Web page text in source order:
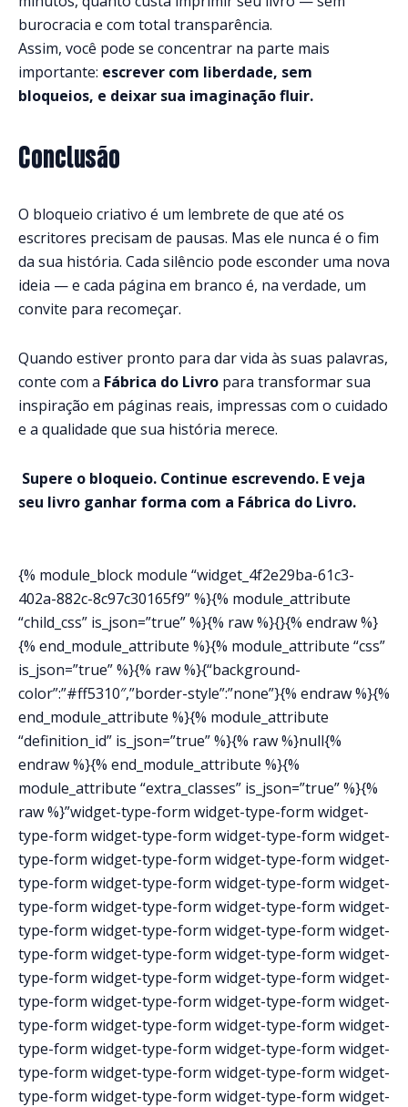
burocracia e com total transparência.
Assim, você pode se concentrar na parte mais
importante: escrever com liberdade, sem
bloqueios, e deixar sua imaginação fluir.
Conclusão
O bloqueio criativo é um lembrete de que até os
escritores precisam de pausas. Mas ele nunca é o fim
da sua história. Cada silêncio pode esconder uma nova
ideia — e cada página em branco é, na verdade, um
convite para recomeçar.
Quando estiver pronto para dar vida às suas palavras,
conte com a Fábrica do Livro para transformar sua
inspiração em páginas reais, impressas com o cuidado
e a qualidade que sua história merece.
Supere o bloqueio. Continue escrevendo. E veja
seu livro ganhar forma com a Fábrica do Livro.
{% module_block module “widget_4f2e29ba-61c3-
402a-882c-8c97c30165f9” %}{% module_attribute
“child_css” is_json=”true” %}{% raw %}{}{% endraw %}
{% end_module_attribute %}{% module_attribute “css”
is_json=”true” %}{% raw %}{“background-
color”:”#ff5310″,”border-style”:”none”}{% endraw %}{%
end_module_attribute %}{% module_attribute
“definition_id” is_json=”true” %}{% raw %}null{%
endraw %}{% end_module_attribute %}{%
module_attribute “extra_classes” is_json=”true” %}{%
raw %}”widget-type-form widget-type-form widget-
type-form widget-type-form widget-type-form widget-
type-form widget-type-form widget-type-form widget-
type-form widget-type-form widget-type-form widget-
type-form widget-type-form widget-type-form widget-
type-form widget-type-form widget-type-form widget-
type-form widget-type-form widget-type-form widget-
type-form widget-type-form widget-type-form widget-
type-form widget-type-form widget-type-form widget-
type-form widget-type-form widget-type-form widget-
type-form widget-type-form widget-type-form widget-
type-form widget-type-form widget-type-form widget-
type-form widget-type-form widget-type-form widget-